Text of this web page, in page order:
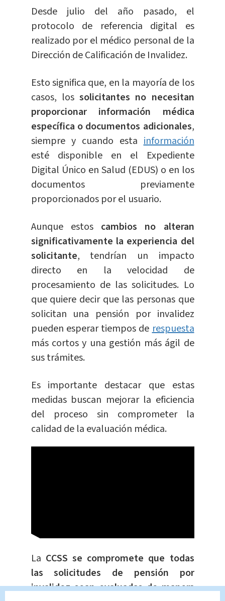
Desde julio del año pasado, el
protocolo de referencia digital es
realizado por el médico personal de la
Dirección de Calificación de Invalidez.
Esto significa que, en la mayoría de los
casos, los solicitantes no necesitan
proporcionar información médica
específica o documentos adicionales,
siempre y cuando estainformación
esté disponible en el Expediente
Digital Único en Salud (EDUS) o en los
documentos previamente
proporcionados por el usuario.
Aunque estos cambios no alteran
significativamente la experiencia del
solicitante, tendrían un impacto
directo en la velocidad de
procesamiento de las solicitudes. Lo
que quiere decir que las personas que
solicitan una pensión por invalidez
pueden esperar tiempos derespuesta
más cortos y una gestión más ágil de
sus trámites.
Es importante destacar que estas
medidas buscan mejorar la eficiencia
del proceso sin comprometer la
calidad de la evaluación médica.
La CCSS se compromete que todas
las solicitudes de pensión por
invalidez sean evaluadas de manera